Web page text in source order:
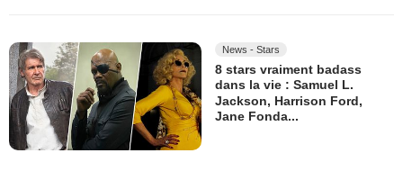
News - Stars
8 stars vraiment badass
dans la vie : Samuel L.
Jackson, Harrison Ford,
Jane Fonda...